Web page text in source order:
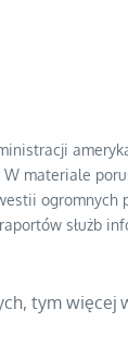
materiale
służb
tym więcej